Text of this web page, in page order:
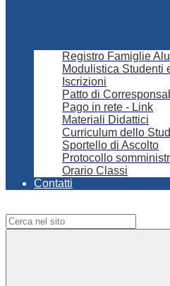
Registro Famiglie
Modulistica Studenti
Iscrizioni
Patto di
Pago in rete - Link
Materiali Didattici
Curriculum dello
Sportello di Ascolto
Protocollo
Orario Classi
Contatti